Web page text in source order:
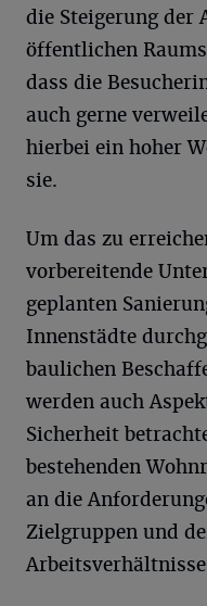
die Steigerung der
öffentlichen
dass die
auch gerne
hierbei ein hoher
sie.
Um das zu
vorbereitende
geplanten
Innenstädte
baulichen
werden auch
Sicherheit
bestehenden
an die
Zielgruppen und